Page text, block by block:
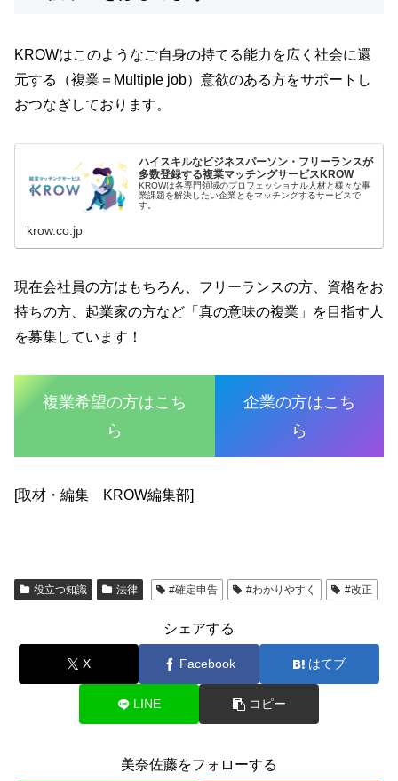
KROWはこのようなご自身の持てる能力を広く社会に還
元する（複業＝Multiple job）意欲のある方をサポートし
おつなぎしております。
ハイスキルなビジネスパーソン・フリーランスが
多数登録する複業マッチングサービスKROW
KROWは各専門領域のプロフェッショナル人材と様々な事
業課題を解決したい企業とをマッチングするサービスで
す。
krow.co.jp
現在会社員の方はもちろん、フリーランスの方、資格をお
持ちの方、起業家の方など「真の意味の複業」を目指す人
を募集しています！
複業希望の方はこち
ら
企業の方はこち
ら
[取材・編集 KROW編集部]
役立つ知識 法律 #確定申告 #わかりやすく #改正
シェアする
X Facebook はてブ
LINE コピー
美奈佐藤をフォローする